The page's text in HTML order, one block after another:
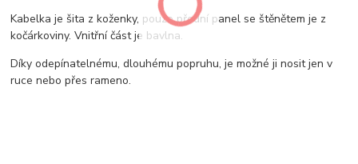
Kabelka je šita z koženky, pouze přední panel se štěnětem je z
kočárkoviny. Vnitřní část je bavlna.
Díky odepínatelnému, dlouhému popruhu, je možné ji nosit jen v
ruce nebo přes rameno.